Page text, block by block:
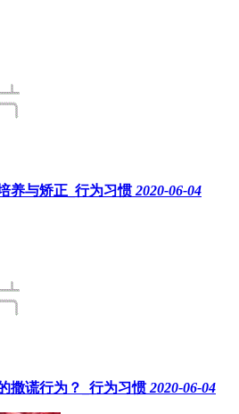
养与矫正_行为习惯 2020-06-04
撒谎行为？_行为习惯 2020-06-04